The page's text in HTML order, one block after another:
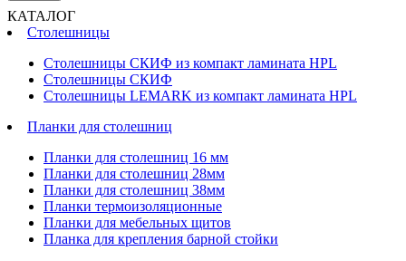
КАТАЛОГ
Столешницы
Столешницы СКИФ из компакт ламината HPL
Столешницы СКИФ
Столешницы LEMARK из компакт ламината HPL
Планки для столешниц
Планки для столешниц 16 мм
Планки для столешниц 28мм
Планки для столешниц 38мм
Планки термоизоляционные
Планки для мебельных щитов
Планка для крепления барной стойки